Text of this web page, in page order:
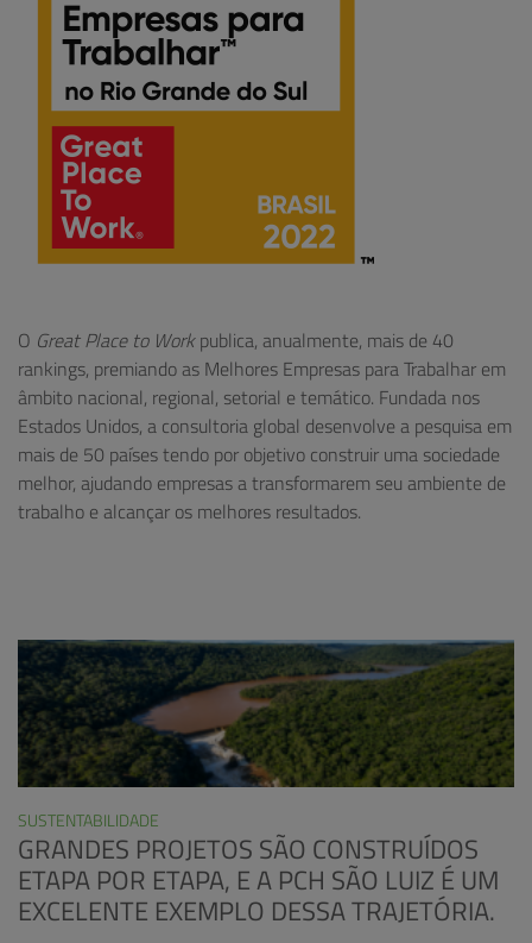
O Great Place to Workpublica, anualmente, mais de 40
rankings, premiando as Melhores Empresas para Trabalhar em
âmbito nacional, regional, setorial e temático. Fundada nos
Estados Unidos, a consultoria global desenvolve a pesquisa em
mais de 50 países tendo por objetivo construir uma sociedade
melhor, ajudando empresas a transformarem seu ambiente de
trabalho e alcançar os melhores resultados.
SUSTENTABILIDADE
GRANDES PROJETOS SÃO CONSTRUÍDOS
ETAPA POR ETAPA, E A PCH SÃO LUIZ É UM
EXCELENTE EXEMPLO DESSA TRAJETÓRIA.